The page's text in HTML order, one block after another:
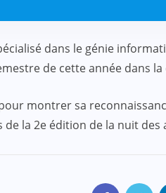
dans le génie
de cette année dans
montrer sa
la 2e édition de la nuit des